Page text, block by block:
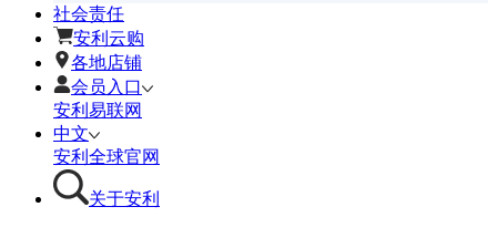
社会责任
安利云购
各地店铺
会员入口
安利易联网
中文
安利全球官网
关于安利